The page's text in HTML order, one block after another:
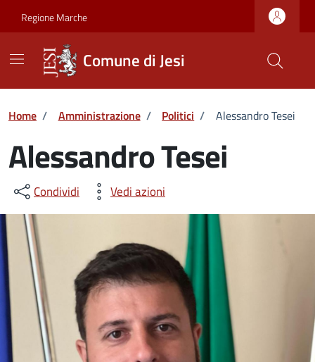
Skip to Main Content
Regione Marche
Comune di Jesi
Home / Amministrazione / Politici / Alessandro Tesei
Alessandro Tesei
Condividi Vedi azioni